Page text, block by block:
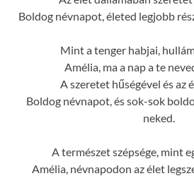
Boldog névnapot, életed legjobb
Mint a tenger habjai,
Amélia, ma a nap a te
A szeretet hűségével és az
Boldog névnapot, és sok-sok
neked.
A természet szépsége, mint
Amélia, névnapodon az élet